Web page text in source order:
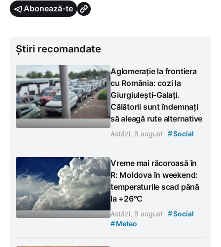
Abonează-te
Știri recomandate
Aglomerație la frontiera
cu România: cozi la
Giurgiulești-Galați.
Călătorii sunt îndemnați
să aleagă rute alternative
Astăzi, 8 august #Social
Vreme mai răcoroasă în
R: Moldova în weekend:
temperaturile scad până
la +26°C
Astăzi, 8 august #Social
#Meteo